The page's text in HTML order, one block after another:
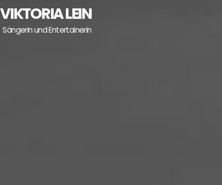
Skip
to
content
VIKTORIA LEIN
Sängerin und Entertainerin